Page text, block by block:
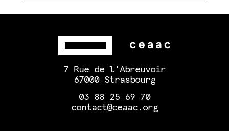
7 Rue de l'Abreuvoir
67000 Strasbourg
03 88 25 69 70
contact@ceaac.org